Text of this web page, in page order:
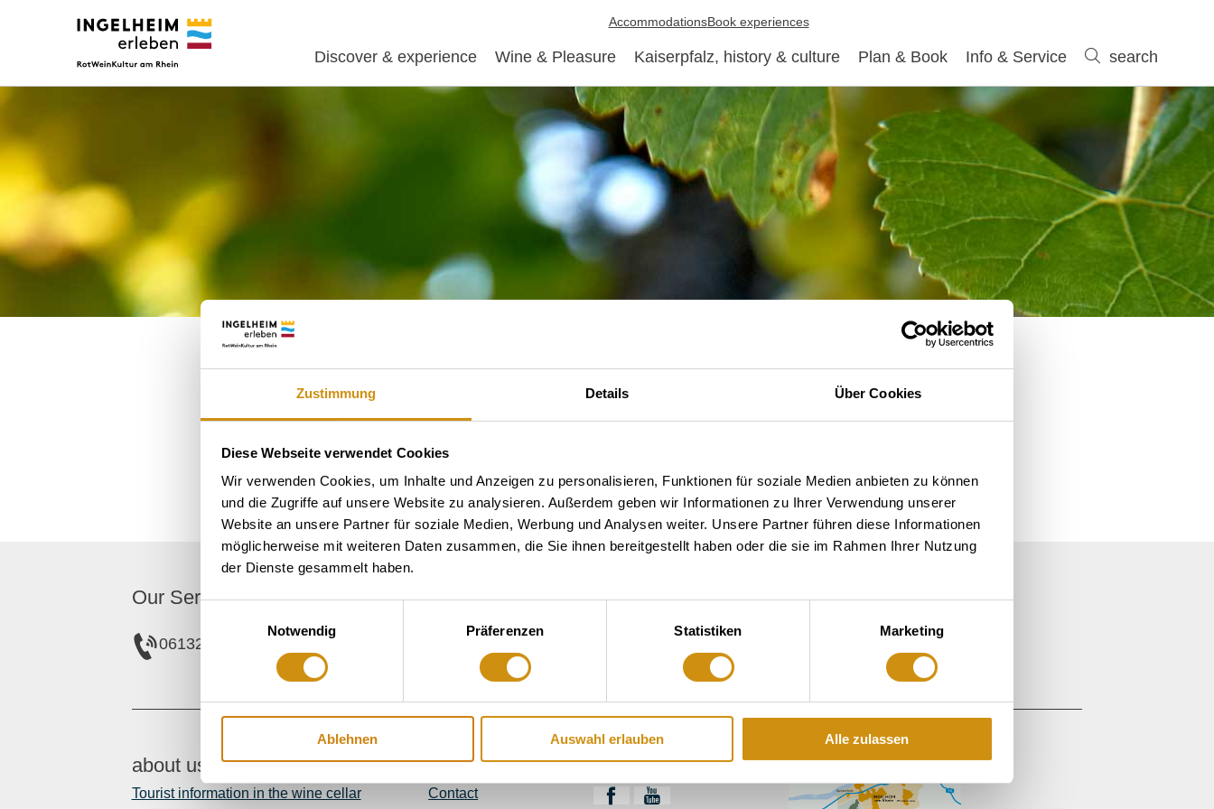
Zustimmung Details Über Cookies
Diese Webseite verwendet Cookies
Wir verwenden Cookies, um Inhalte und Anzeigen zu personalisieren, Funktionen für soziale Medien anbieten zu können
und die Zugriffe auf unsere Website zu analysieren. Außerdem geben wir Informationen zu Ihrer Verwendung unserer
Website an unsere Partner für soziale Medien, Werbung und Analysen weiter. Unsere Partner führen diese Informationen
möglicherweise mit weiteren Daten zusammen, die Sie ihnen bereitgestellt haben oder die sie im Rahmen Ihrer Nutzung
der Dienste gesammelt haben.
Notwendig
Präferenzen Statistiken Marketing
Ablehnen Auswahl erlauben Alle zulassen
Discover & experience Wine & Pleasure Kaiserpfalz, history & culture Plan & Book Info & Service search
AccommodationsBook experiences
Please accept the use of all cookies to view the content of this page
Accept all cookies
Our Service contact:
06132/710 009 200
touristinformation@ikum-ingelheim.de
about us
Tourist information in the wine cellar
Legal links
Contact
Follow us